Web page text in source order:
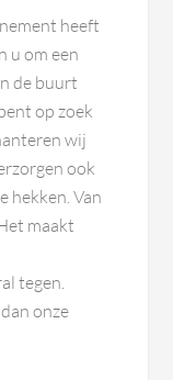
heeft
u om een
de buurt
op zoek
wij
ook
hekken. Van
maakt
tegen.
onze